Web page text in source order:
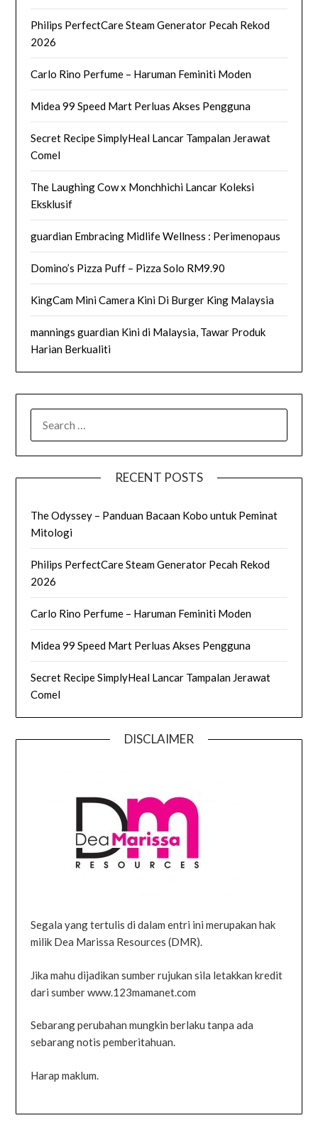
Philips PerfectCare Steam Generator Pecah Rekod
2026
Carlo Rino Perfume – Haruman Feminiti Moden
Midea 99 Speed Mart Perluas Akses Pengguna
Secret Recipe SimplyHeal Lancar Tampalan Jerawat
Comel
The Laughing Cow x Monchhichi Lancar Koleksi
Eksklusif
guardian Embracing Midlife Wellness : Perimenopaus
Domino’s Pizza Puff – Pizza Solo RM9.90
KingCam Mini Camera Kini Di Burger King Malaysia
mannings guardian Kini di Malaysia, Tawar Produk
Harian Berkualiti
FOR:
RECENT POSTS
The Odyssey – Panduan Bacaan Kobo untuk Peminat
Mitologi
Philips PerfectCare Steam Generator Pecah Rekod
2026
Carlo Rino Perfume – Haruman Feminiti Moden
Midea 99 Speed Mart Perluas Akses Pengguna
Secret Recipe SimplyHeal Lancar Tampalan Jerawat
Comel
DISCLAIMER
Segala yang tertulis di dalam entri ini merupakan hak
milik Dea Marissa Resources (DMR).
Jika mahu dijadikan sumber rujukan sila letakkan kredit
dari sumber www.123mamanet.com
Sebarang perubahan mungkin berlaku tanpa ada
sebarang notis pemberitahuan.
Harap maklum.